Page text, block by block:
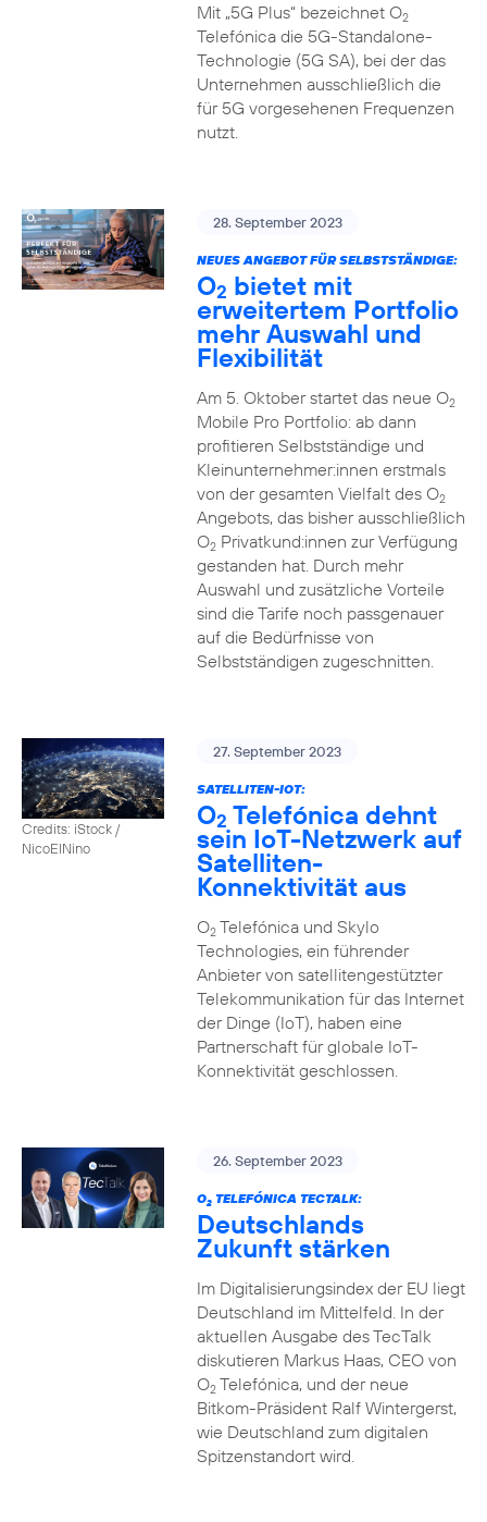
Mit „5G Plus“ bezeichnet O2
Telefónica die 5G-Standalone-
Technologie (5G SA), bei der das
Unternehmen ausschließlich die
für 5G vorgesehenen Frequenzen
nutzt.
28. September 2023
NEUES ANGEBOT FÜR SELBSTSTÄNDIGE:
O2 bietet mit
erweitertem Portfolio
mehr Auswahl und
Flexibilität
Am 5. Oktober startet das neue O2
Mobile Pro Portfolio: ab dann
profitieren Selbstständige und
Kleinunternehmer:innen erstmals
von der gesamten Vielfalt des O2
Angebots, das bisher ausschließlich
O2Privatkund:innen zur Verfügung
gestanden hat. Durch mehr
Auswahl und zusätzliche Vorteile
sind die Tarife noch passgenauer
auf die Bedürfnisse von
Selbstständigen zugeschnitten.
Credits: iStock /
NicoElNino
27. September 2023
SATELLITEN-IOT:
O2 Telefónica dehnt
sein IoT-Netzwerk auf
Satelliten-
Konnektivität aus
O2Telefónica und Skylo
Technologies, ein führender
Anbieter von satellitengestützter
Telekommunikation für das Internet
der Dinge (IoT), haben eine
Partnerschaft für globale IoT-
Konnektivität geschlossen.
26. September 2023
O2TELEFÓNICA TECTALK:
Deutschlands
Zukunft stärken
Im Digitalisierungsindex der EU liegt
Deutschland im Mittelfeld. In der
aktuellen Ausgabe des TecTalk
diskutieren Markus Haas, CEO von
O2Telefónica, und der neue
Bitkom-Präsident Ralf Wintergerst,
wie Deutschland zum digitalen
Spitzenstandort wird.